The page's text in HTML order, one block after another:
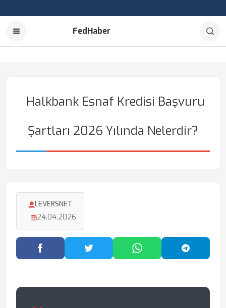
FedHaber
Halkbank Esnaf Kredisi Başvuru
Şartları 2026 Yılında Nelerdir?
LEVERSNET
24.04.2026
Facebook'ta PaylaşTwitter'da PaylaşWhatsApp'ta Paylaş